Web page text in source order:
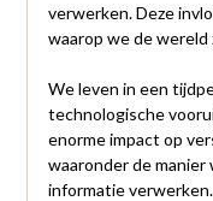
verwerken. Deze
waarop we de
We leven in een
technologische
enorme impact op
waaronder de manier
informatie verwerken.